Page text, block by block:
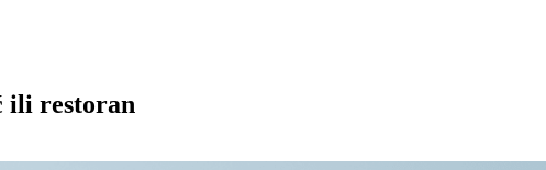
ili restoran